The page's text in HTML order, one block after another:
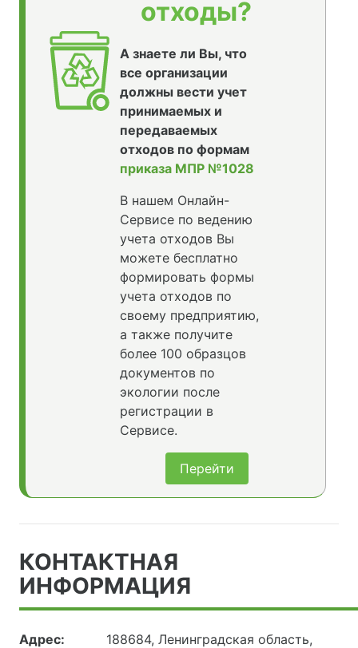
отходы?
А знаете ли Вы, что
все организации
должны вести учет
принимаемых и
передаваемых
отходов по формам
приказа МПР №1028
В нашем Онлайн-
Сервисе по ведению
учета отходов Вы
можете бесплатно
формировать формы
учета отходов по
своему предприятию,
а также получите
более 100 образцов
документов по
экологии после
регистрации в
Сервисе.
Перейти
КОНТАКТНАЯ
ИНФОРМАЦИЯ
Адрес:
188684, Ленинградская область,